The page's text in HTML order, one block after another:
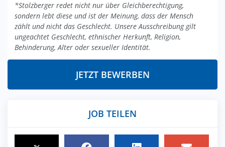
*Stolzberger redet nicht nur über Gleichberechtigung,
sondern lebt diese und ist der Meinung, dass der Mensch
zählt und nicht das Geschlecht. Unsere Ausschreibung gilt
ungeachtet Geschlecht, ethnischer Herkunft, Religion,
Behinderung, Alter oder sexueller Identität.
JETZT BEWERBEN
JOB TEILEN